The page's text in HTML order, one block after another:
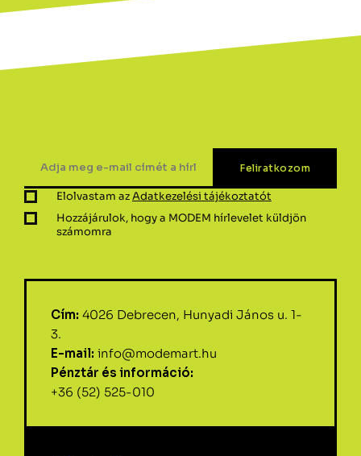
Elolvastam azAdatkezelési tájékoztatót
Hozzájárulok, hogy a MODEM hírlevelet küldjön
számomra
Cím: 4026 Debrecen, Hunyadi János u. 1-
3.
E-mail: info@modemart.hu
Pénztár és információ:
+36 (52) 525-010